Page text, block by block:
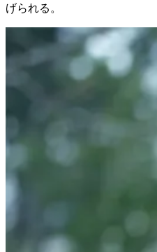
げられる。